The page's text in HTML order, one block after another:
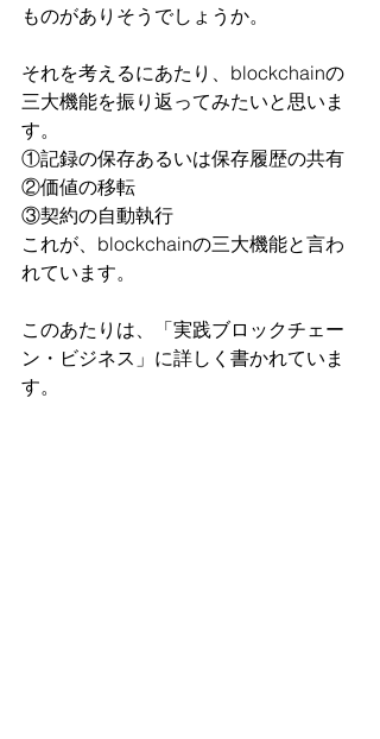
ものがありそうでしょうか。
それを考えるにあたり、blockchainの
三大機能を振り返ってみたいと思いま
す。
①記録の保存あるいは保存履歴の共有
②価値の移転
③契約の自動執行
これが、blockchainの三大機能と言わ
れています。
このあたりは、「実践ブロックチェー
ン・ビジネス」に詳しく書かれていま
す。